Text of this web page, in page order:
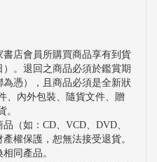
店會員所購買商品享有到貨
。退回之商品必須於鑑賞期
憑），且商品必須是全新狀
、內外包裝、隨貨文件、贈
。
（如：CD、VCD、DVD、
權保護，恕無法接受退貨。
同產品。